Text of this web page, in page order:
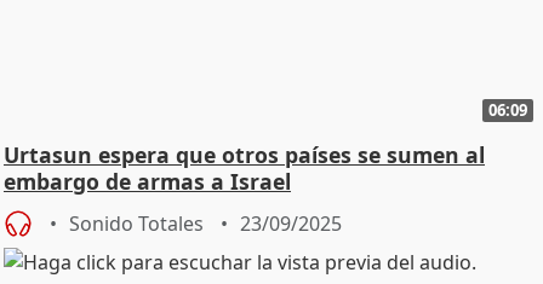
06:09
Urtasun espera que otros países se sumen al
embargo de armas a Israel
Sonido Totales 23/09/2025